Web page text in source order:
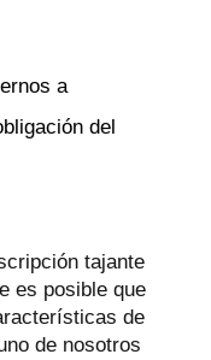
a
del
tajante
es posible que
de
de nosotros